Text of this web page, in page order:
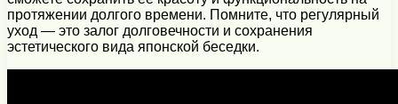
протяжении долгого времени. Помните, что регулярный
уход — это залог долговечности и сохранения
эстетического вида японской беседки.